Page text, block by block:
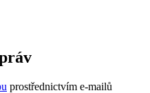
prostřednictvím e-mailů